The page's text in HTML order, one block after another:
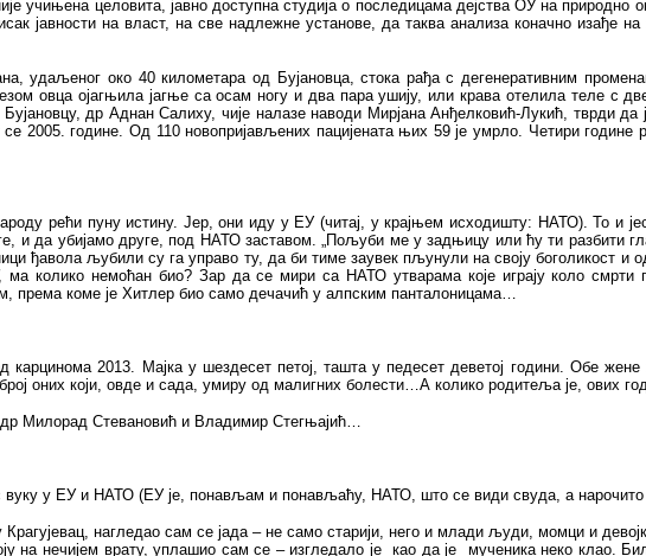
учињена целовита, јавно доступна студија о последицама дејства ОУ на природно
јавности на власт, на све надлежне установе, да таква анализа коначно изађе
удаљеног око 40 километара од Бујановца, стока рађа с дегенеративним
овца ојагњила јагње са осам ногу и два пара ушију, или крава отелила теле
др Аднан Салиху, чије налазе наводи Мирјана Анђелковић-Лукић, тврди да
године. Од 110 новопријављених пацијената њих 59 је умрло. Четири године
рећи пуну истину. Јер, они иду у ЕУ (читај, у крајњем исходишту: НАТО). То и
да убијамо друге, под НАТО заставом. „Пољуби ме у задњицу или ћу ти разбити
ђавола љубили су га управо ту, да би тиме заувек пљунули на своју боголикост
колико немоћан био? Зар да се мири са НАТО утварама које играју коло смрти
према коме је Хитлер био само дечачић у алпским панталоницама…
2013. Мајка у шездесет петој, ташта у педесет деветој години. Обе
оних који, овде и сада, умиру од малигних болести…А колико родитеља је, ових
Милорад Стевановић и Владимир Стегњајић…
вуку у ЕУ и НАТО (ЕУ је, понављам и понављаћу, НАТО, што се види свуда, а
нагледао сам се јада – не само старији, него и млади људи, момци и
на нечијем врату, уплашио сам се – изгледало је
као да је мученика неко клао.